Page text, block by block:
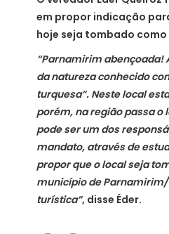
em propor indicação
hoje seja tombado
“Parnamirim abençoada!
da natureza conhecido
turquesa”. Neste local
porém, na região passa o
pode ser um dos
mandato, através de
propor que o local seja
município de Parnamirim/
turística”, disse Éder.